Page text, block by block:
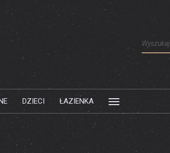
Wyszukaj
DZIECI ŁAZIENKA